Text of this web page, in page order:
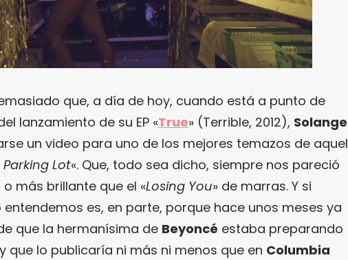
que, a día de hoy, cuando está a punto de
lanzamiento de su EP «True» (Terrible, 2012), Solange
un video para uno de los mejores temazos de aquel
Lot«. Que, todo sea dicho, siempre nos pareció
más brillante que el «Losing You» de marras. Y si
es, en parte, porque hace unos meses ya
que la hermanísima de Beyoncé estaba preparando
que lo publicaría ni más ni menos que en Columbia